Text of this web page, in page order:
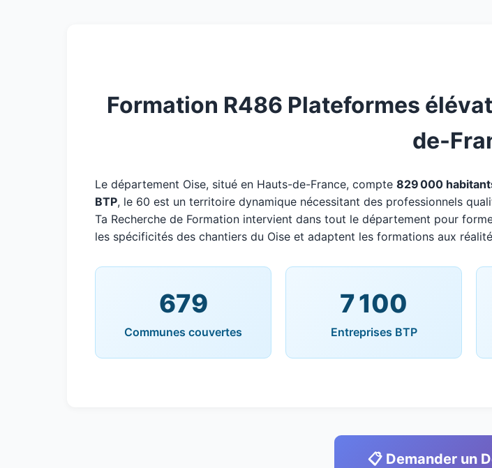
Formation R486 Plateformes
de-
Le département Oise, situé en Hauts-de-France, compte 829 000
BTP, le 60 est un territoire dynamique nécessitant des professionnels
Ta Recherche de Formation intervient dans tout le département pour
les spécificités des chantiers du Oise et adaptent les formations aux
679
Communes couvertes
7 100
Entreprises BTP
📋 Demander un